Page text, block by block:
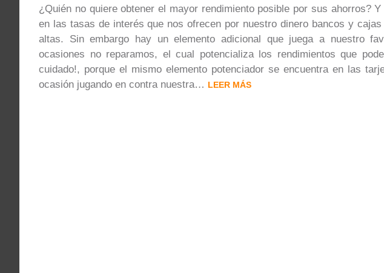
¿Quién no quiere obtener el mayor rendimiento posible por sus ahorros?
en las tasas de interés que nos ofrecen por nuestro dinero bancos y
altas. Sin embargo hay un elemento adicional que juega a nuestro
ocasiones no reparamos, el cual potencializa los rendimientos que
cuidado!, porque el mismo elemento potenciador se encuentra en las
ocasión jugando en contra nuestra… LEER MÁS